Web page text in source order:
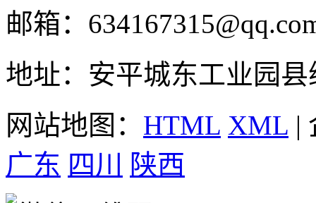
邮箱：
地址：安平城东工业园县
网站地图： HTML XML |
广东 四川 陕西